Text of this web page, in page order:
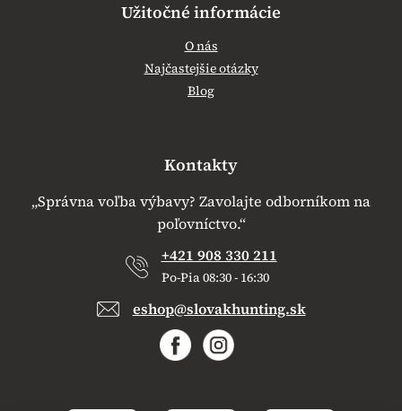
Užitočné informácie
O nás
Najčastejšie otázky
Blog
Kontakty
„Správna voľba výbavy? Zavolajte odborníkom na
poľovníctvo.“
+421 908 330 211
Po-Pia 08:30 - 16:30
eshop@slovakhunting.sk